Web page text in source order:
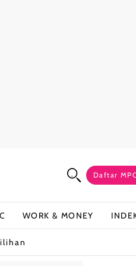
Daftar MPC
WORK & MONEY